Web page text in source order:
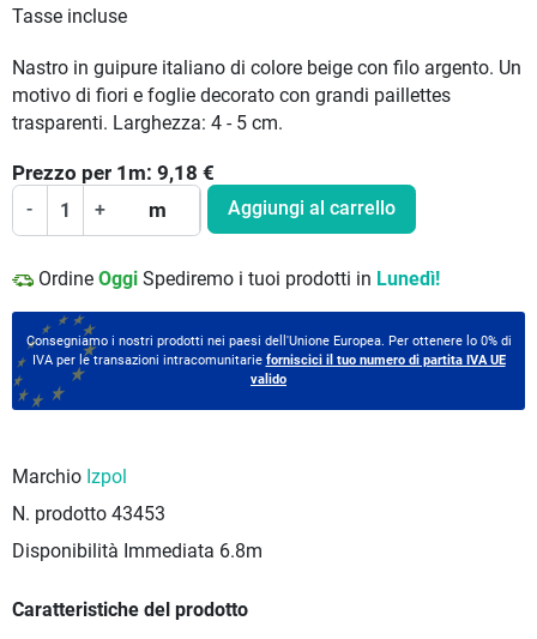
Tasse incluse
Nastro in guipure italiano di colore beige con filo argento. Un
motivo di fiori e foglie decorato con grandi paillettes
trasparenti. Larghezza: 4 - 5 cm.
Prezzo per 1 m: 9,18 €
- + m Aggiungi al carrello
Ordine Oggi Spediremo i tuoi prodotti in Lunedì!
Consegniamo i nostri prodotti nei paesi dell'Unione Europea. Per ottenere lo 0% di
IVA per le transazioni intracomunitarie forniscici il tuo numero di partita IVA UE
valido
Marchio Izpol
N. prodotto 43453
Disponibilità Immediata 6.8m
Caratteristiche del prodotto